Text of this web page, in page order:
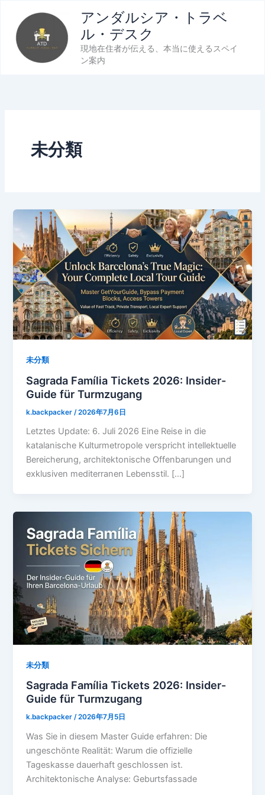
Inhalt
springen
アンダルシア・トラベ
ル・デスク
現地在住者が伝える、本当に使えるスペイ
ン案内
未分類
未分類
Sagrada Família Tickets 2026: Insider-
Guide für Turmzugang
k.backpacker /2026年7月6日
Letztes Update: 6. Juli 2026 Eine Reise in die
katalanische Kulturmetropole verspricht intellektuelle
Bereicherung, architektonische Offenbarungen und
exklusiven mediterranen Lebensstil. […]
未分類
Sagrada Família Tickets 2026: Insider-
Guide für Turmzugang
k.backpacker/2026年7月5日
Was Sie in diesem Master Guide erfahren: Die
ungeschönte Realität: Warum die offizielle
Tageskasse dauerhaft geschlossen ist.
Architektonische Analyse: Geburtsfassade